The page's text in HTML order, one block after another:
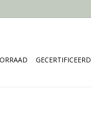
GECERTIFICEERD